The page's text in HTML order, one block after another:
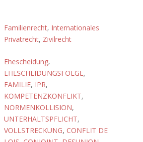
Familienrecht, Internationales
Privatrecht, Zivilrecht
Ehescheidung,
EHESCHEIDUNGSFOLGE,
FAMILIE, IPR,
KOMPETENZKONFLIKT,
NORMENKOLLISION,
UNTERHALTSPFLICHT,
VOLLSTRECKUNG, CONFLIT DE